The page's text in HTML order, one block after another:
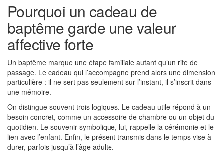
Pourquoi un cadeau de
baptême garde une valeur
affective forte
Un baptême marque une étape familiale autant qu’un rite de
passage. Le cadeau qui l’accompagne prend alors une dimension
particulière : il ne sert pas seulement sur l’instant, il s’inscrit dans
une mémoire.
On distingue souvent trois logiques. Le cadeau utile répond à un
besoin concret, comme un accessoire de chambre ou un objet du
quotidien. Le souvenir symbolique, lui, rappelle la cérémonie et le
lien avec l’enfant. Enfin, le présent transmis dans le temps vise à
durer, parfois jusqu’à l’âge adulte.